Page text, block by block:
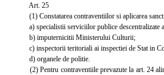
Art. 25
(1) Constatarea contraventiilor si aplicarea
a) specialistii serviciilor publice
b) imputernicitii Ministerului Culturii;
c) inspectorii teritoriali ai inspectiei de Stat in
d) organele de politie.
(2) Pentru contraventiile prevazute la art. 24